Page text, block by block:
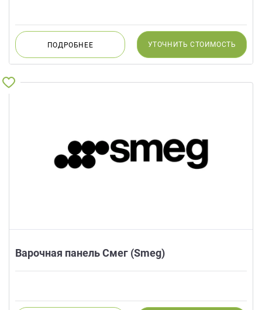
ПОДРОБНЕЕ УТОЧНИТЬ СТОИМОСТЬ
Варочная панель Смег (Smeg)